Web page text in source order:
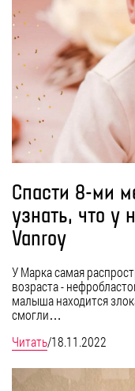
Спасти 8-ми
узнать, что у
Vanroy
У Марка самая
возраста -
малыша находится
смогли…
Читать/18.11.2022